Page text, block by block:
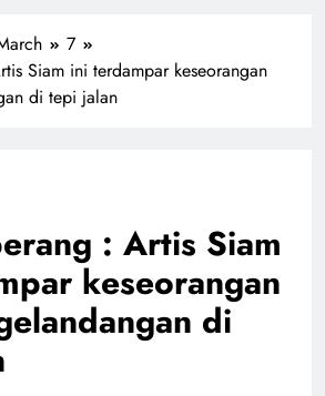
7
Siam ini terdampar keseorangan
di tepi jalan
: Artis Siam
keseorangan
di